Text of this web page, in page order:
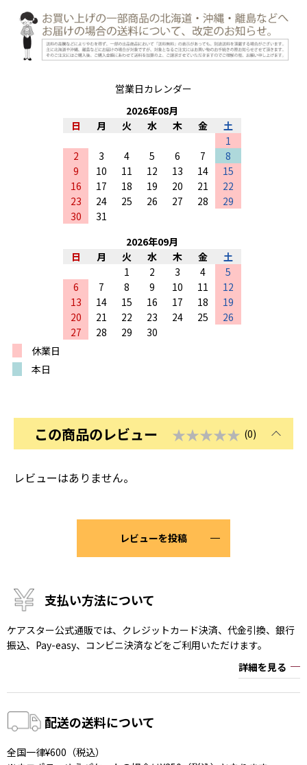
営業日カレンダー
2026年08月
日
月 火 水 木 金
土
1
2
3 4 5 6 7
8
9
10 11 12 13 14
15
16
17 18 19 20 21
22
23
24 25 26 27 28
29
30
31
2026年09月
日
月 火 水 木 金
土
1
2 3 4
5
6
7 8 9 10 11
12
13
14 15 16 17 18
19
20
21 22 23 24 25
26
27
28 29
30
休業日
本日
この商品のレビュー ★★★★★ (0)
レビューはありません。
レビューを投稿
支払い方法について
ケアスター公式通販では、クレジットカード決済、代金引換、銀行
振込、Pay-easy、コンビニ決済などをご利用いただけます。
詳細を見る
配送の送料について
全国一律¥600（税込）